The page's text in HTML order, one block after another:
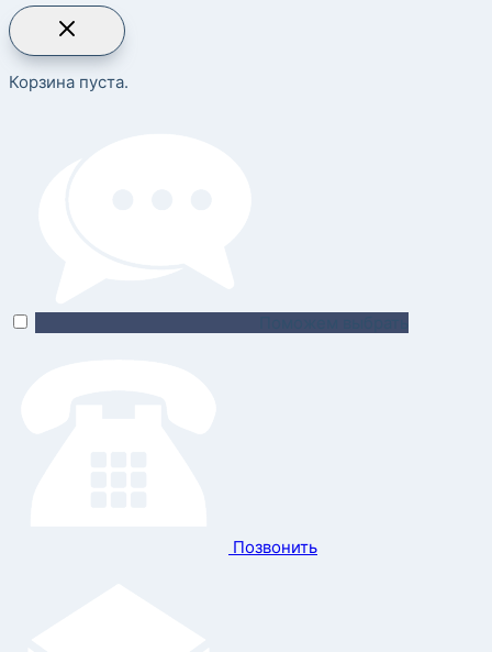
Корзина пуста.
Позвонить